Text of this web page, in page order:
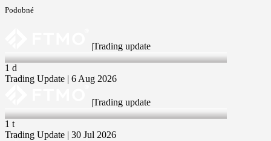
Podobné
|Trading update
6 Aug 2026
1 d
Trading Update | 6 Aug 2026
|Trading update
30 Jul 2026
1 t
Trading Update | 30 Jul 2026